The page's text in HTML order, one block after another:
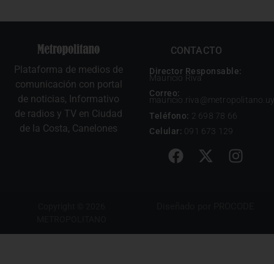
Plataforma de medios de
comunicación con portal
de noticias, Informativo
de radios y TV en Ciudad
de la Costa, Canelones
CONTACTO
Director Responsable:
Mauricio Riva
Correo:
mauricio.riva@metropolitano.uy
Teléfono: 2 698 78 66
Celular: 091 673 129